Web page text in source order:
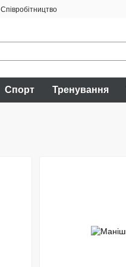
Співробітництво
Спорт Тренування